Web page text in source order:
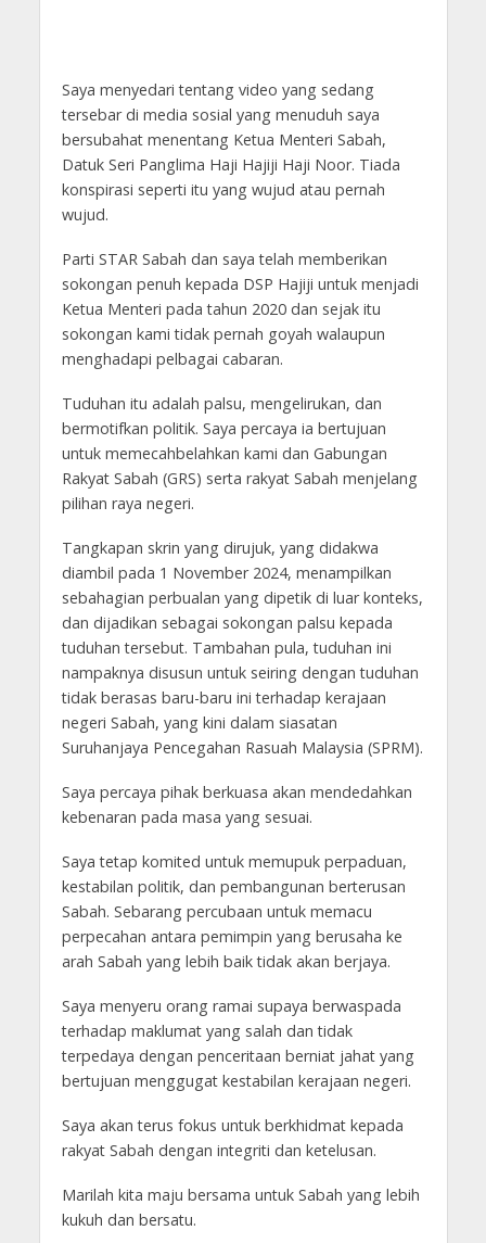
Saya menyedari tentang video yang sedang
tersebar di media sosial yang menuduh saya
bersubahat menentang Ketua Menteri Sabah,
Datuk Seri Panglima Haji Hajiji Haji Noor. Tiada
konspirasi seperti itu yang wujud atau pernah
wujud.
Parti STAR Sabah dan saya telah memberikan
sokongan penuh kepada DSP Hajiji untuk menjadi
Ketua Menteri pada tahun 2020 dan sejak itu
sokongan kami tidak pernah goyah walaupun
menghadapi pelbagai cabaran.
Tuduhan itu adalah palsu, mengelirukan, dan
bermotifkan politik. Saya percaya ia bertujuan
untuk memecahbelahkan kami dan Gabungan
Rakyat Sabah (GRS) serta rakyat Sabah menjelang
pilihan raya negeri.
Tangkapan skrin yang dirujuk, yang didakwa
diambil pada 1 November 2024, menampilkan
sebahagian perbualan yang dipetik di luar konteks,
dan dijadikan sebagai sokongan palsu kepada
tuduhan tersebut. Tambahan pula, tuduhan ini
nampaknya disusun untuk seiring dengan tuduhan
tidak berasas baru-baru ini terhadap kerajaan
negeri Sabah, yang kini dalam siasatan
Suruhanjaya Pencegahan Rasuah Malaysia (SPRM).
Saya percaya pihak berkuasa akan mendedahkan
kebenaran pada masa yang sesuai.
Saya tetap komited untuk memupuk perpaduan,
kestabilan politik, dan pembangunan berterusan
Sabah. Sebarang percubaan untuk memacu
perpecahan antara pemimpin yang berusaha ke
arah Sabah yang lebih baik tidak akan berjaya.
Saya menyeru orang ramai supaya berwaspada
terhadap maklumat yang salah dan tidak
terpedaya dengan penceritaan berniat jahat yang
bertujuan menggugat kestabilan kerajaan negeri.
Saya akan terus fokus untuk berkhidmat kepada
rakyat Sabah dengan integriti dan ketelusan.
Marilah kita maju bersama untuk Sabah yang lebih
kukuh dan bersatu.